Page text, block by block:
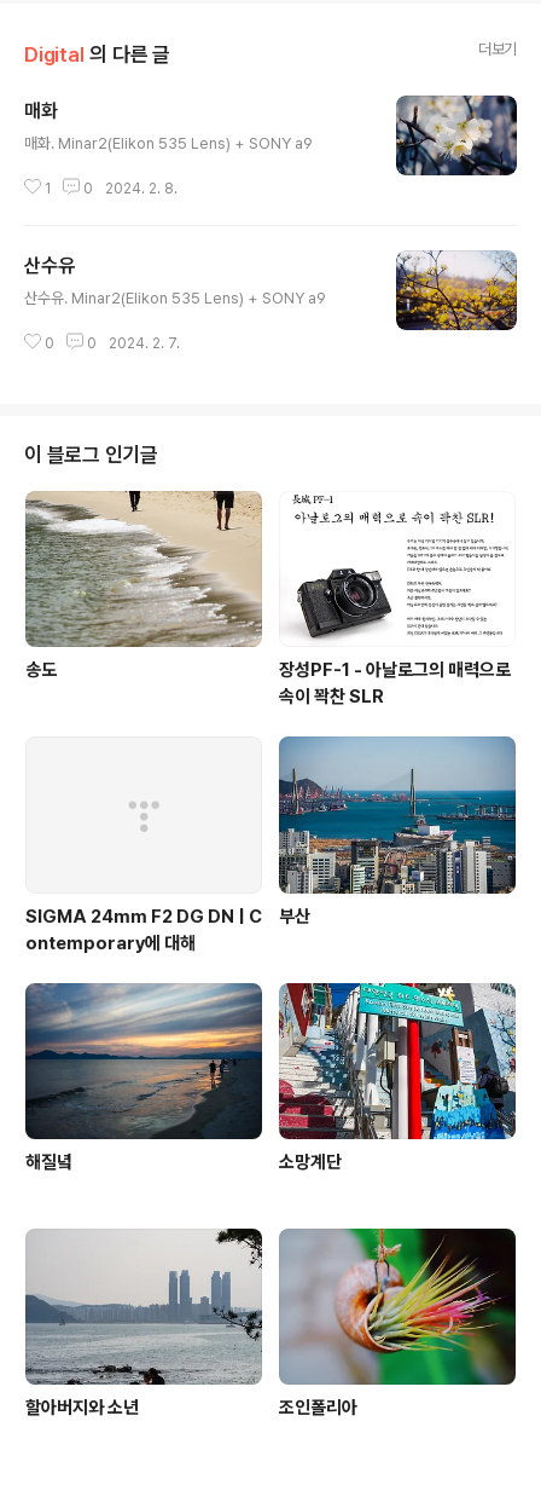
Digital 의 다른 글 더보기
매화
매화. Minar2(Elikon 535 Lens) + SONY a9
1 0 2024. 2. 8.
산수유
산수유. Minar2(Elikon 535 Lens) + SONY a9
0 0 2024. 2. 7.
이 블로그 인기글
송도
장성PF-1 - 아날로그의 매력으로
속이 꽉찬 SLR
SIGMA 24mm F2 DG DN | C
ontemporary에 대해
부산
해질녘 소망계단
할아버지와 소년 조인폴리아